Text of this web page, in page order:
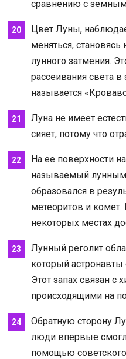
сравнению с
Цвет Луны,
меняться,
лунного затмения.
рассеивания света
называется
Луна не имеет
сияет, потому что
На ее поверхности
называемый лунным
образовался в
метеоритов и комет.
некоторых местах
Лунный реголит
который
Этот запах связан с
происходящими на
Обратную сторону
люди впервые
помощью